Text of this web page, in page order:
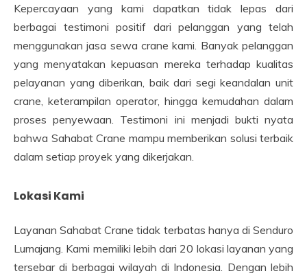
Kepercayaan yang kami dapatkan tidak lepas dari
berbagai testimoni positif dari pelanggan yang telah
menggunakan jasa sewa crane kami. Banyak pelanggan
yang menyatakan kepuasan mereka terhadap kualitas
pelayanan yang diberikan, baik dari segi keandalan unit
crane, keterampilan operator, hingga kemudahan dalam
proses penyewaan. Testimoni ini menjadi bukti nyata
bahwa Sahabat Crane mampu memberikan solusi terbaik
dalam setiap proyek yang dikerjakan.
Lokasi Kami
Layanan Sahabat Crane tidak terbatas hanya di Senduro
Lumajang. Kami memiliki lebih dari 20 lokasi layanan yang
tersebar di berbagai wilayah di Indonesia. Dengan lebih